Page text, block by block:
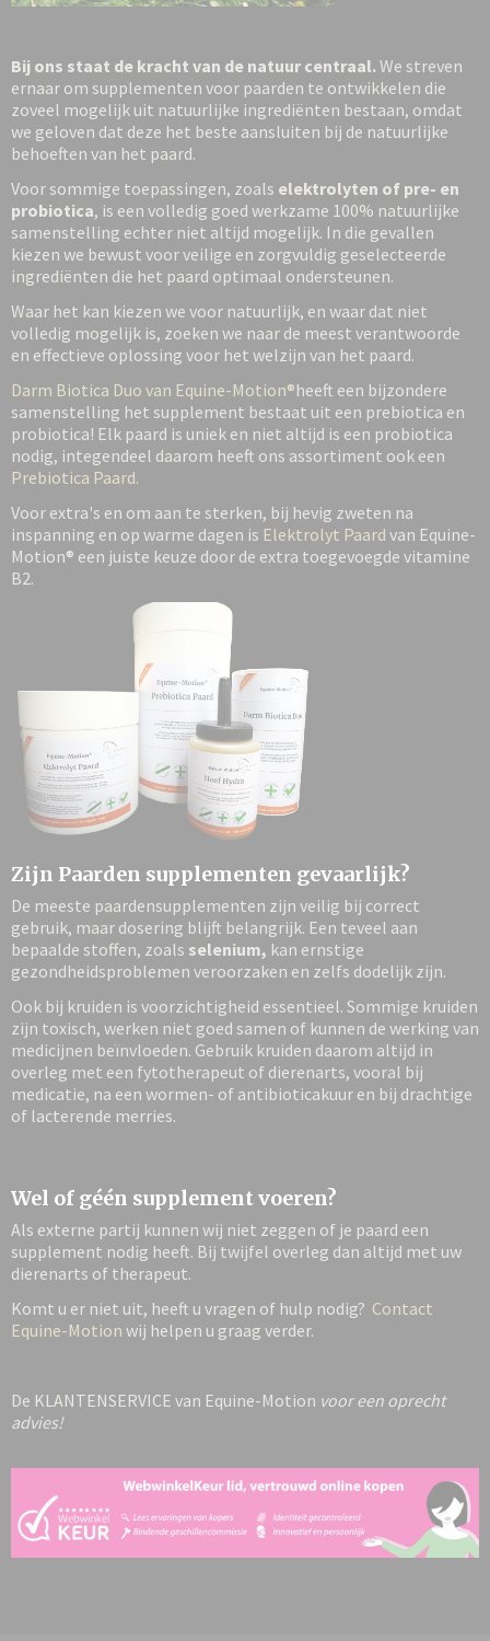
Bij ons staat de kracht van de natuur centraal.We streven
ernaar om supplementen voor paarden te ontwikkelen die
zoveel mogelijk uit natuurlijke ingrediënten bestaan, omdat
we geloven dat deze het beste aansluiten bij de natuurlijke
behoeften van het paard.
Voor sommige toepassingen, zoals elektrolyten of pre- en
probiotica, is een volledig goed werkzame 100% natuurlijke
samenstelling echter niet altijd mogelijk. In die gevallen
kiezen we bewust voor veilige en zorgvuldig geselecteerde
ingrediënten die het paard optimaal ondersteunen.
Waar het kan kiezen we voor natuurlijk, en waar dat niet
volledig mogelijk is, zoeken we naar de meest verantwoorde
en effectieve oplossing voor het welzijn van het paard.
Darm Biotica Duo van Equine-Motion®heeft een bijzondere
samenstelling het supplement bestaat uit een prebiotica en
probiotica! Elk paard is uniek en niet altijd is een probiotica
nodig, integendeel daarom heeft ons assortiment ook een
Prebiotica Paard.
Voor extra's en om aan te sterken, bij hevig zweten na
inspanning en op warme dagen is Elektrolyt Paard van Equine-
Motion® een juiste keuze door de extra toegevoegde vitamine
B2.
Zijn Paarden supplementen gevaarlijk?
De meeste paardensupplementen zijn veilig bij correct
gebruik, maar dosering blijft belangrijk. Een teveel aan
bepaalde stoffen, zoals selenium, kan ernstige
gezondheidsproblemen veroorzaken en zelfs dodelijk zijn.
Ook bij kruiden is voorzichtigheid essentieel. Sommige kruiden
zijn toxisch, werken niet goed samen of kunnen de werking van
medicijnen beïnvloeden. Gebruik kruiden daarom altijd in
overleg met een fytotherapeut of dierenarts, vooral bij
medicatie, na een wormen- of antibioticakuur en bij drachtige
of lacterende merries.
Wel of géén supplement voeren?
Als externe partij kunnen wij niet zeggen of je paard een
supplement nodig heeft. Bij twijfel overleg dan altijd met uw
dierenarts of therapeut.
Komt u er niet uit, heeft u vragen of hulp nodig? Contact
Equine-Motion wij helpen u graag verder.
De KLANTENSERVICE van Equine-Motion voor een oprecht
advies!